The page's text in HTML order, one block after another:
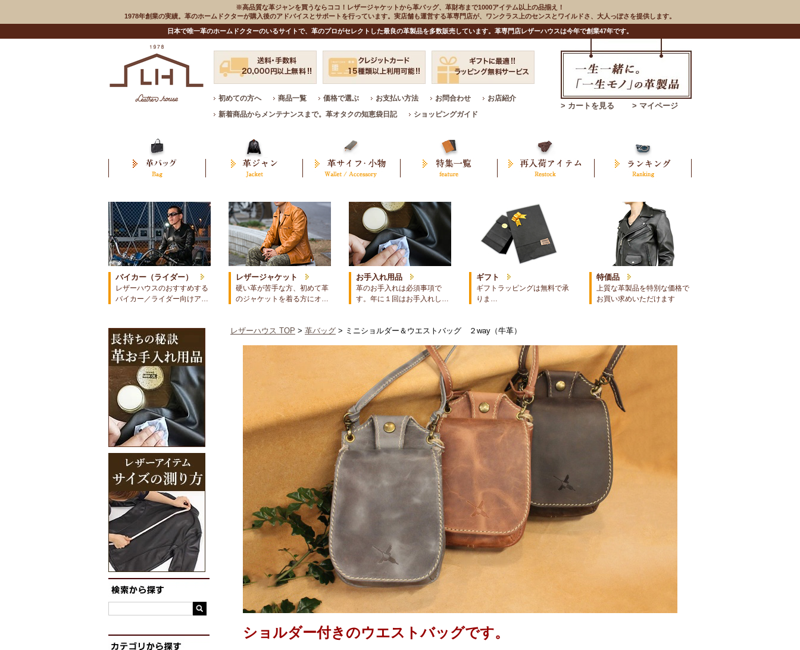
※高品質な革ジャンを買うならココ！レザージャケットから革バッグ、革財布まで1000アイテム以上の品揃え！
1978年創業の実績。革のホームドクターが購入後のアドバイスとサポートを行っています。実店舗も運営する革専門店が、ワンクラス上のセンスとワイルドさ、大人っぽさを提供します。
日本で唯一革のホームドクターのいるサイトで、革のプロがセレクトした最良の革製品を多数販売しています。革専門店レザーハウスは今年で創業47年です。
初めての方へ 商品一覧 価格で選ぶ お支払い方法 お問合わせ
お店紹介
新着商品からメンテナンスまで。革オタクの知恵袋日記
ショッピングガイド
> カートを見る > マイページ
バイカー（ライダー）
レザーハウスのおすすめする
バイカー／ライダー向けア…
レザージャケット
硬い革が苦手な方、初めて革
のジャケットを着る方にオ…
お手入れ用品
革のお手入れは必須事項で
す。年に１回はお手入れし…
ギフト
ギフトラッピングは無料で承
りま…
特価品
上質な革製品を特別な価格で
お買い求めいただけます
レザーハウス TOP > 革バッグ > ミニショルダー＆ウエストバッグ ２way（牛革）
ショルダー付きのウエストバッグです。